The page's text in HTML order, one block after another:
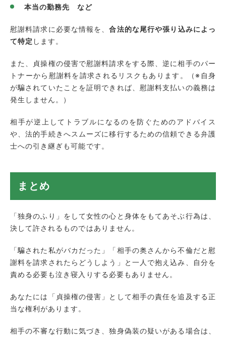
本当の勤務先 など
慰謝料請求に必要な情報を、合法的な尾行や張り込みによっ
て特定 します。
また、貞操権の侵害で慰謝料請求をする際、逆に相手のパー
トナーから慰謝料を請求されるリスクもあります。（※自身
が騙されていたことを証明できれば、慰謝料支払いの義務は
発生しません。）
相手が逆上してトラブルになるのを防ぐためのアドバイス
や、法的手続きへスムーズに移行するための信頼できる弁護
士への引き継ぎも可能です。
まとめ
「独身のふり」をして女性の心と身体をもてあそぶ行為は、
決して許されるものではありません。
「騙された私がバカだった」「相手の奥さんから不倫だと慰
謝料を請求されたらどうしよう」と一人で抱え込み、自分を
責める必要も泣き寝入りする必要もありません。
あなたには「貞操権の侵害」として相手の責任を追及する正
当な権利があります。
相手の不審な行動に気づき、独身偽装の疑いがある場合は、